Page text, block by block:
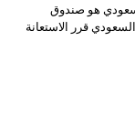
هو صندوق
السعودي قرر الاستعانة